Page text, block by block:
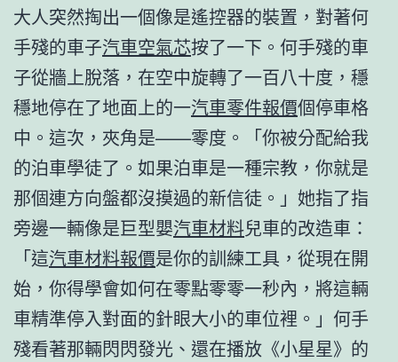
大人突然掏出一個像是遙控器的裝置，對著何
手殘的車子汽車空氣芯按了一下。何手殘的車
子從牆上脫落，在空中旋轉了一百八十度，穩
穩地停在了地面上的一汽車零件報價個停車格
中。這次，夾角是——零度。「你被分配給我
的泊車學徒了。如果泊車是一種宗教，你就是
那個連方向盤都沒摸過的新信徒。」她指了指
旁邊一輛像是巨型嬰汽車材料兒車的改造車：
「這汽車材料報價是你的訓練工具，從現在開
始，你得學會如何在零點零零一秒內，將這輛
車精準停入對面的針眼大小的車位裡。」何手
殘看著那輛閃閃發光、還在播放《小星星》的